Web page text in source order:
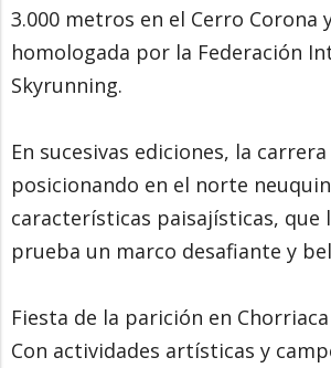
3.000 metros en el Cerro Corona
homologada por la Federación
Skyrunning.
En sucesivas ediciones, la
posicionando en el norte
características paisajísticas, que
prueba un marco desafiante y
Fiesta de la parición en Chorriaca
Con actividades artísticas y